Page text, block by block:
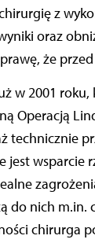
z
oraz
że
w 2001
Operacją
technicznie
jest wsparcie
do nich m.in.
chirurga